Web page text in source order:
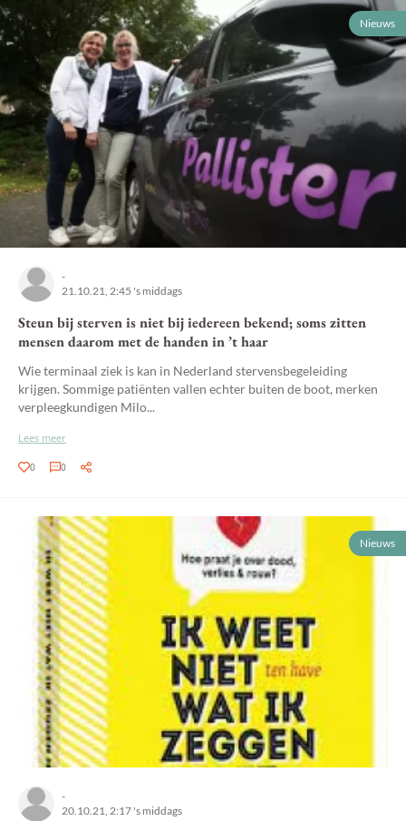
Nieuws
-
21.10.21, 2:45 's middags
Steun bij sterven is niet bij iedereen bekend; soms zitten
mensen daarom met de handen in ’t haar
Wie terminaal ziek is kan in Nederland stervensbegeleiding
krijgen. Sommige patiënten vallen echter buiten de boot, merken
verpleegkundigen Milo...
Lees meer
0 0
Nieuws
-
20.10.21, 2:17 's middags